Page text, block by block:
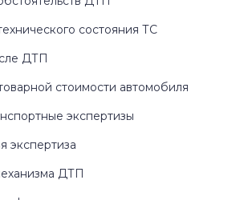
состояния ТС
ДТП
стоимости автомобиля
экспертизы
экспертиза
ДТП